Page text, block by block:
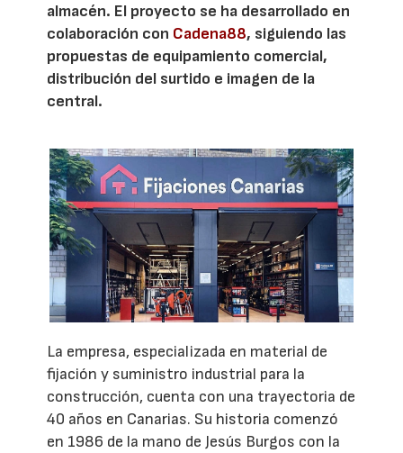
almacén. El proyecto se ha desarrollado en
colaboración con Cadena88, siguiendo las
propuestas de equipamiento comercial,
distribución del surtido e imagen de la
central.
La empresa, especializada en material de
fijación y suministro industrial para la
construcción, cuenta con una trayectoria de
40 años en Canarias. Su historia comenzó
en 1986 de la mano de Jesús Burgos con la